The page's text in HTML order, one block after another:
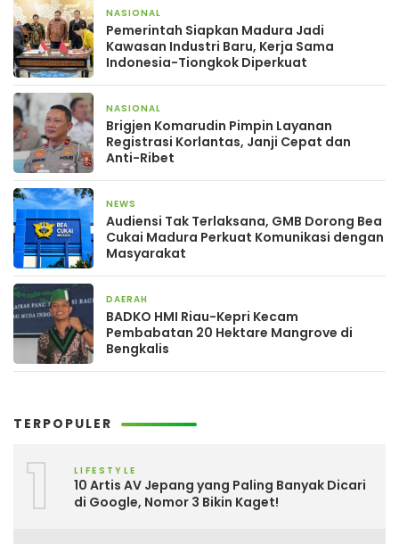
NASIONAL
Pemerintah Siapkan Madura Jadi
Kawasan Industri Baru, Kerja Sama
Indonesia-Tiongkok Diperkuat
NASIONAL
Brigjen Komarudin Pimpin Layanan
Registrasi Korlantas, Janji Cepat dan
Anti-Ribet
NEWS
Audiensi Tak Terlaksana, GMB Dorong Bea
Cukai Madura Perkuat Komunikasi dengan
Masyarakat
DAERAH
BADKO HMI Riau-Kepri Kecam
Pembabatan 20 Hektare Mangrove di
Bengkalis
TERPOPULER
1 LIFESTYLE
10 Artis AV Jepang yang Paling Banyak Dicari
di Google, Nomor 3 Bikin Kaget!